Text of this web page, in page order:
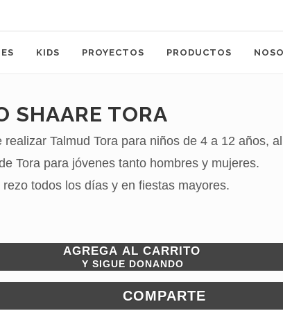
KIDS PROYECTOS PRODUCTOS
SHAARE TORA
realizar Talmud Tora para niños de 4 a 12 años,
Tora para jóvenes tanto hombres y mujeres.
todos los días y en fiestas mayores.
AGREGA AL CARRITO
Y SIGUE DONANDO
COMPARTE